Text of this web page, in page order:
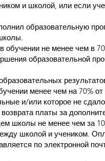
и школой, или если
образовательную
не менее чем в
образовательной
менее чем на 70%
и/или которое не
платы за
школы не менее чем за
школой и учеником.
по электронной